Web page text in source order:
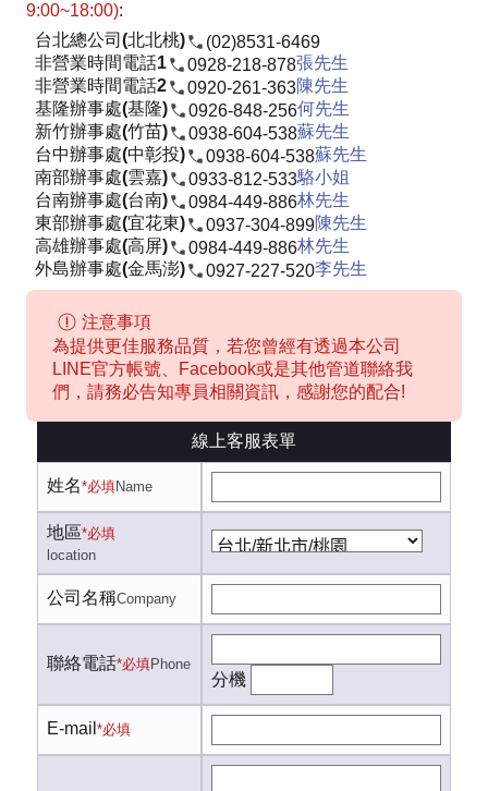
9:00~18:00):
台北總公司(北北桃)
(02)8531-6469
非營業時間電話1
0928-218-878張先生
非營業時間電話2
0920-261-363陳先生
基隆辦事處(基隆)
0926-848-256何先生
新竹辦事處(竹苗)
0938-604-538蘇先生
台中辦事處(中彰投)
0938-604-538蘇先生
南部辦事處(雲嘉)
0933-812-533駱小姐
台南辦事處(台南)
0984-449-886林先生
東部辦事處(宜花東)
0937-304-899陳先生
高雄辦事處(高屏)
0984-449-886林先生
外島辦事處(金馬澎)
0927-227-520李先生
注意事項
為提供更佳服務品質，若您曾經有透過本公司
LINE官方帳號、Facebook或是其他管道聯絡我
們，請務必告知專員相關資訊，感謝您的配合!
線上客服表單
姓名*必填Name
地區*必填
location
公司名稱Company
聯絡電話*必填Phone
分機
E-mail *必填